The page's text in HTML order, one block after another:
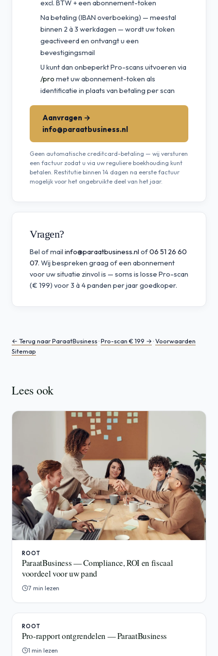
excl. BTW + een abonnement-token
Na betaling (IBAN overboeking) — meestal
binnen 2 à 3 werkdagen — wordt uw token
geactiveerd en ontvangt u een
bevestigingsmail
U kunt dan onbeperkt Pro-scans uitvoeren via
/pro met uw abonnement-token als
identificatie in plaats van betaling per scan
Aanvragen →
info@paraatbusiness.nl
Geen automatische creditcard-betaling — wij versturen
een factuur zodat u via uw reguliere boekhouding kunt
betalen. Restitutie binnen 14 dagen na eerste factuur
mogelijk voor het ongebruikte deel van het jaar.
Vragen?
Bel of mail info@paraatbusiness.nl of06 51 26 60
07. Wij bespreken graag of een abonnement
voor uw situatie zinvol is — soms is losse Pro-scan
(€ 199) voor 3 à 4 panden per jaar goedkoper.
← Terug naar ParaatBusiness·Pro-scan € 199 → ·Voorwaarden
Sitemap
Lees ook
ROOT
ParaatBusiness — Compliance, ROI en fiscaal
voordeel voor uw pand
7 min lezen
ROOT
Pro-rapport ontgrendelen — ParaatBusiness
1 min lezen